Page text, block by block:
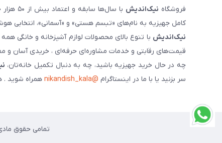
فروشگاه نیک‌اندیش
با
کامل جهیزیه به نام‌های «تبسم هستی» و «آسمانی»، انتخابی
نیک‌اندیش با تنوع بالای محصولات لوازم آشپزخانه و خانگی
قیمت‌های رقابتی و خدمات مشاوره‌ای حرفه‌ای ، خریدی آسان و
چه در حال خرید جهیزیه باشید، چه به دنبال تکمیل خانه‌تان،
سر بزنید یا با ما در اینستاگرام @nikandish_kala همراه شوید .
تمامی حقوق